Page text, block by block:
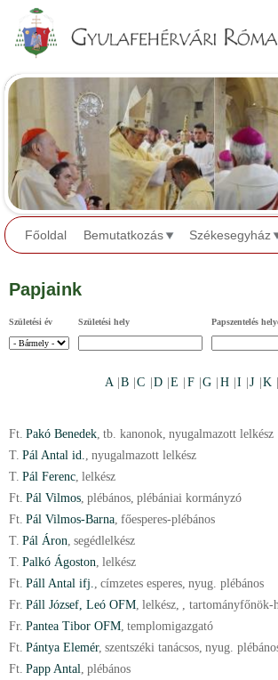
Főoldal Bemutatkozás Székesegyház
Papjaink
Születési év Születési hely Papszentelés
A B |C D |E F |G H I |J K
Ft. Pakó Benedek, tb. kanonok, nyugalmazott lelkész
T. Pál Antal id., nyugalmazott lelkész
T. Pál Ferenc, lelkész
Ft. Pál Vilmos, plébános, plébániai kormányzó
Ft. Pál Vilmos-Barna, főesperes-plébános
T. Pál Áron, segédlelkész
T. Palkó Ágoston, lelkész
Ft. Páll Antal ifj., címzetes esperes, nyug. plébános
Fr. Páll József, Leó OFM, lelkész, , tartományfőnök-
Fr. Pantea Tibor OFM, templomigazgató
Ft. Pántya Elemér, szentszéki tanácsos, nyug.
Ft. Papp Antal, plébános